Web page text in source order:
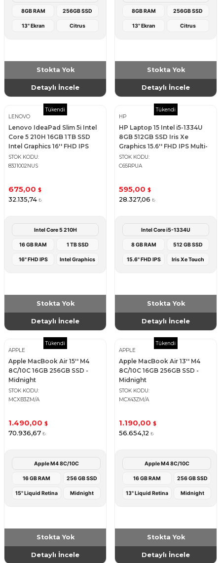
8GB RAM 256GB SSD
13'' Ekran Citrus
Stokta Yok
Detaylı İncele
8GB RAM 256GB SSD
13'' Ekran Citrus
Stokta Yok
Detaylı İncele
Tükendi
LENOVO
Lenovo IdeaPad Slim 5i Intel
Core 5 210H 16GB 1TB SSD
Intel Graphics 16'' FHD IPS
Notebook
STOK KODU
83J1002NUS
675,00 $
32.135,74 ₺
Intel Core 5 210H
16 GB RAM 1 TB SSD
16" FHD IPS Intel Graphics
Stokta Yok
Detaylı İncele
Tükendi
HP
HP Laptop 15 Intel i5-1334U
8GB 512GB SSD Iris Xe
Graphics 15.6'' FHD IPS Multi-
Touch Notebook
STOK KODU
C65RPUA
595,00 $
28.327,06 ₺
Intel Core i5-1334U
8 GB RAM 512 GB SSD
15.6" FHD IPS Iris Xe Touch
Stokta Yok
Detaylı İncele
Tükendi
APPLE
Apple MacBook Air 15'' M4
8C/10C 16GB 256GB SSD -
Midnight
STOK KODU
MCXB3ZM/A
1.490,00 $
70.936,67 ₺
Apple M4 8C/10C
16 GB RAM 256 GB SSD
15" Liquid Retina Midnight
Stokta Yok
Detaylı İncele
Tükendi
APPLE
Apple MacBook Air 13'' M4
8C/10C 16GB 256GB SSD -
Midnight
STOK KODU
MCX43ZM/A
1.190,00 $
56.654,12 ₺
Apple M4 8C/10C
16 GB RAM 256 GB SSD
13" Liquid Retina Midnight
Stokta Yok
Detaylı İncele